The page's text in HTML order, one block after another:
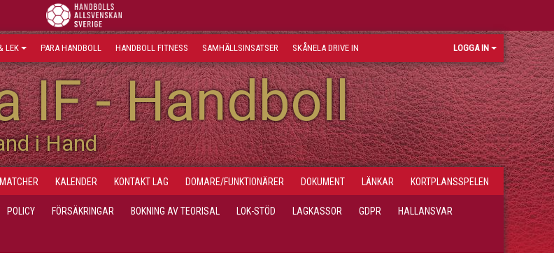
LEK PARA HANDBOLL HANDBOLL FITNESS SAMHÄLLSINSATSER SKÅNELA DRIVE IN LOGGA IN
IF - Handboll
i Hand
MATCHER KALENDER KONTAKT LAG DOMARE/FUNKTIONÄRER DOKUMENT LÄNKAR KORTPLANSSPELEN
POLICY FÖRSÄKRINGAR BOKNING AV TEORISAL LOK-STÖD LAGKASSOR GDPR HALLANSVAR